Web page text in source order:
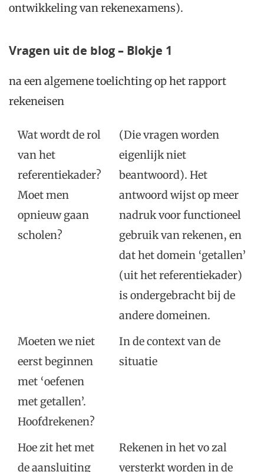
ontwikkeling van rekenexamens).
Vragen uit de blog – Blokje 1
na een algemene toelichting op het rapport
rekeneisen
Wat wordt de rol
van het
referentiekader?
Moet men
opnieuw gaan
scholen?
(Die vragen worden
eigenlijk niet
beantwoord). Het
antwoord wijst op meer
nadruk voor functioneel
gebruik van rekenen, en
dat het domein ‘getallen’
(uit het referentiekader)
is ondergebracht bij de
andere domeinen.
Moeten we niet
eerst beginnen
met ‘oefenen
met getallen’.
Hoofdrekenen?
In de context van de
situatie
Hoe zit het met
de aansluiting
Rekenen in het vo zal
versterkt worden in de